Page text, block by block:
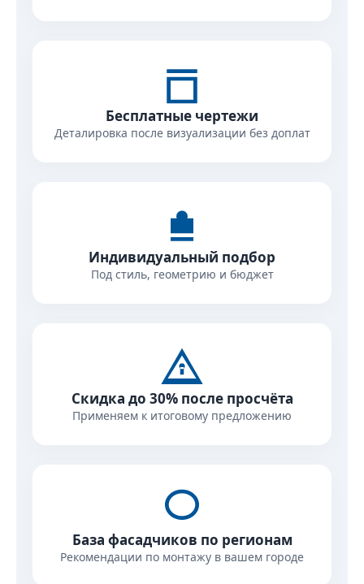
Бесплатные чертежи
Деталировка после визуализации без доплат
Индивидуальный подбор
Под стиль, геометрию и бюджет
Скидка до 30% после просчёта
Применяем к итоговому предложению
База фасадчиков по регионам
Рекомендации по монтажу в вашем городе